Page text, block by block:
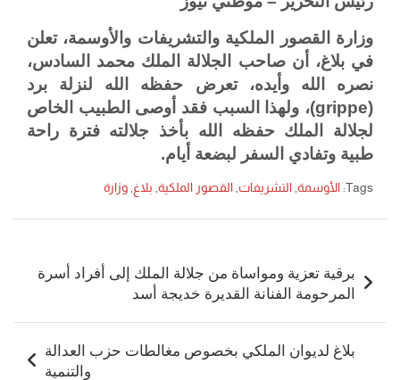
وزارة القصور الملكية والتشريفات والأوسمة، تعلن
في بلاغ، أن صاحب الجلالة الملك محمد السادس،
نصره الله وأيده، تعرض حفظه الله لنزلة برد
(
grippe)، ولهذا السبب فقد أوصى الطبيب الخاص
لجلالة الملك حفظه الله بأخذ جلالته فترة راحة
طبية وتفادي السفر لبضعة أيام.
Tags: الأوسمة, التشريفات, القصور الملكية, بلاغ, وزارة
المقالاتبرقية تعزية ومواساة من جلالة الملك إلى أفراد أسرة
المرحومة الفنانة القديرة خديجة أسد
بلاغ لديوان الملكي بخصوص مغالطات حزب العدالة
والتنمية